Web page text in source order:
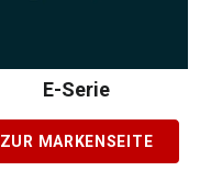
E-Serie
ZUR MARKENSEITE